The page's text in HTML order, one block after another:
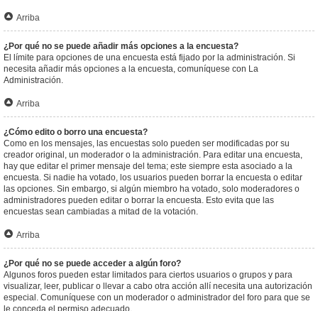
Arriba
¿Por qué no se puede añadir más opciones a la encuesta?
El límite para opciones de una encuesta está fijado por la administración. Si
necesita añadir más opciones a la encuesta, comuníquese con La
Administración.
Arriba
¿Cómo edito o borro una encuesta?
Como en los mensajes, las encuestas solo pueden ser modificadas por su
creador original, un moderador o la administración. Para editar una encuesta,
hay que editar el primer mensaje del tema; este siempre esta asociado a la
encuesta. Si nadie ha votado, los usuarios pueden borrar la encuesta o editar
las opciones. Sin embargo, si algún miembro ha votado, solo moderadores o
administradores pueden editar o borrar la encuesta. Esto evita que las
encuestas sean cambiadas a mitad de la votación.
Arriba
¿Por qué no se puede acceder a algún foro?
Algunos foros pueden estar limitados para ciertos usuarios o grupos y para
visualizar, leer, publicar o llevar a cabo otra acción allí necesita una autorización
especial. Comuníquese con un moderador o administrador del foro para que se
le conceda el permiso adecuado.